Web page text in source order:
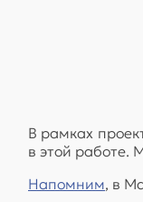
В рамках
в этой работе.
Напомним, в